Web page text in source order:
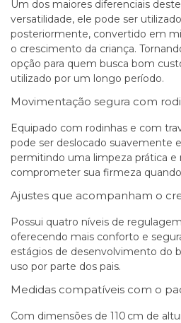
Um dos maiores diferenciais
versatilidade, ele pode ser
posteriormente, convertido em
o crescimento da criança.
opção para quem busca bom
utilizado por um longo período.
Movimentação segura com
Equipado com rodinhas e com
pode ser deslocado suavemente
permitindo uma limpeza prática e
comprometer sua firmeza
Ajustes que acompanham o
Possui quatro níveis de
oferecendo mais conforto e
estágios de desenvolvimento do
uso por parte dos pais.
Medidas compatíveis com o
Com dimensões de 110 cm de